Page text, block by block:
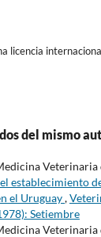
licencia
del mismo
Veterinaria
establecimiento
el Uruguay,
Setiembre
Veterinaria